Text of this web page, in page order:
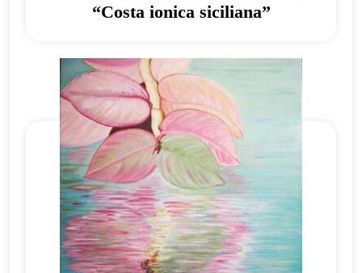
“Costa ionica siciliana”